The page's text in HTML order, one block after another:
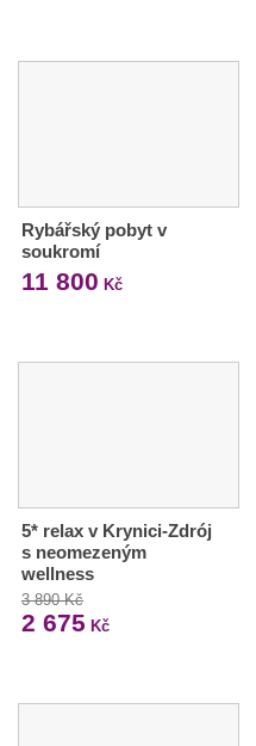
Rybářský pobyt v
soukromí
11 800 Kč
5* relax v Krynici-Zdrój
s neomezeným
wellness
3 890 Kč
2 675 Kč